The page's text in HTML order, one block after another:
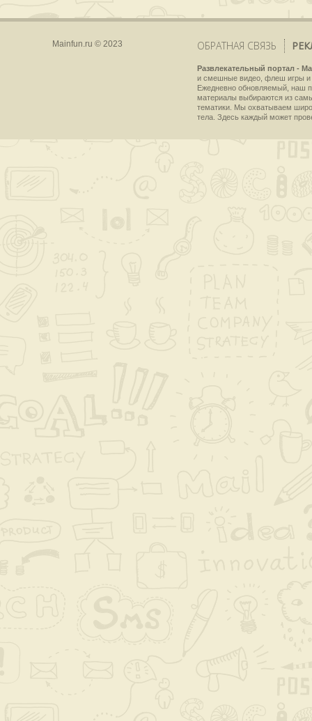
Mainfun.ru © 2023 ОБРАТНАЯ СВЯЗЬ
Развлекательный портал -
и смешные видео, флеш игры и
Ежедневно обновляемый, наш
материалы выбираются из
тематики. Мы охватываем
тела. Здесь каждый может